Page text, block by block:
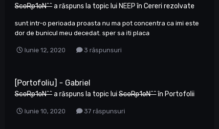
ScoRp1oN^^a răspuns la topic lui NEEPîn Cereri rezolvate
sunt intr-o perioada proasta nu ma pot concentra ca imi este
dor de bunicul meu decedat. sper sa iti placa
Iunie 12, 2020 3 răspunsuri
[Portofoliu] - Gabriel
ScoRp1oN^^a răspuns la topic lui ScoRp1oN^^în Portofolii
Iunie 10, 2020 37 răspunsuri